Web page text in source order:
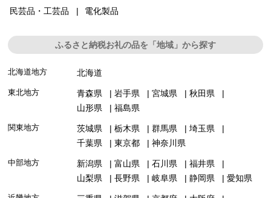
民芸品・工芸品
電化製品
ふるさと納税お礼の品を「地域」から探す
北海道地方 北海道
東北地方 青森県 岩手県 宮城県
秋田県
山形県
福島県
関東地方 茨城県 栃木県 群馬県
埼玉県
千葉県
東京都 神奈川県
中部地方 新潟県 富山県 石川県
福井県
山梨県
長野県 岐阜県 静岡県 愛知県